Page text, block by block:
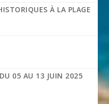
À LA PLAGE
05 AU 13 JUIN 2025